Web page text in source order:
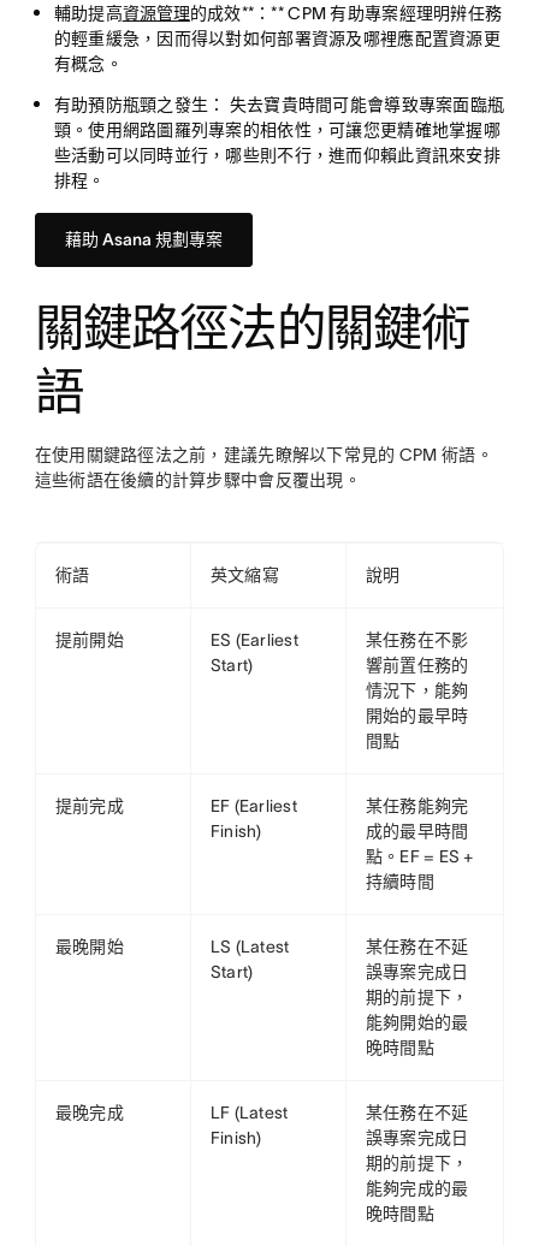
輔助提高資源管理的成效**：** CPM 有助專案經理明辨任務
的輕重緩急，因而得以對如何部署資源及哪裡應配置資源更
有概念。
有助預防瓶頸之發生：
失去寶貴時間可能會導致專案面臨瓶
頸。使用網路圖羅列專案的相依性，可讓您更精確地掌握哪
些活動可以同時並行，哪些則不行，進而仰賴此資訊來安排
排程。
藉助 Asana 規劃專案
關鍵路徑法的關鍵術
語
在使用關鍵路徑法之前，建議先瞭解以下常見的 CPM 術語。
這些術語在後續的計算步驟中會反覆出現。
術語 英文縮寫 說明
提前開始
ES (Earliest
Start)
某任務在不影
響前置任務的
情況下，能夠
開始的最早時
間點
提前完成
EF (Earliest
Finish)
某任務能夠完
成的最早時間
點。EF = ES +
持續時間
最晚開始
LS (Latest
Start)
某任務在不延
誤專案完成日
期的前提下，
能夠開始的最
晚時間點
最晚完成
LF (Latest
Finish)
某任務在不延
誤專案完成日
期的前提下，
能夠完成的最
晚時間點